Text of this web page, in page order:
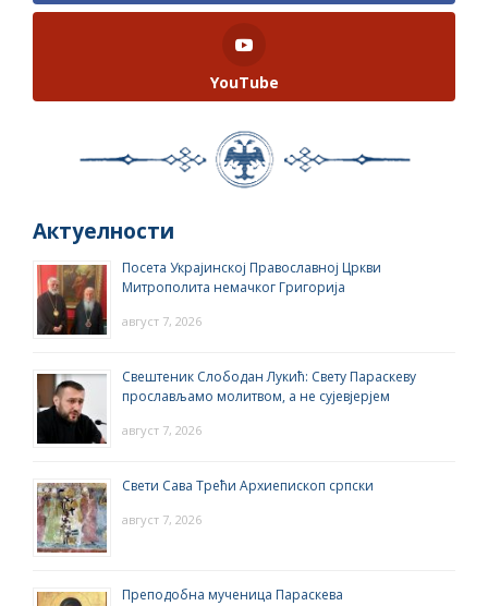
YouTube
Актуелности
Посета Украјинској Православној Цркви
Митрополита немачког Григорија
август 7, 2026
Свештеник Слободан Лукић: Свету Параскеву
прослављамо молитвом, а не сујевјерјем
август 7, 2026
Свети Сава Трећи Архиепископ српски
август 7, 2026
Преподобна мученица Параскева